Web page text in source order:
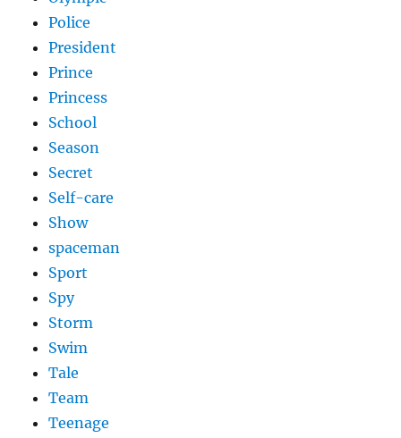
Police
President
Prince
Princess
School
Season
Secret
Self-care
Show
spaceman
Sport
Spy
Storm
Swim
Tale
Team
Teenage